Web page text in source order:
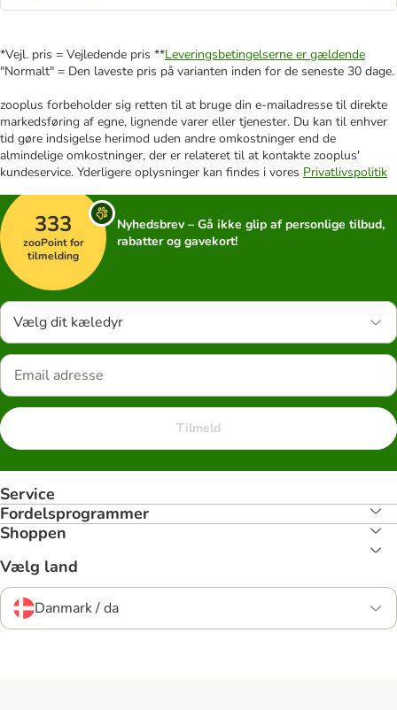
*Vejl. pris = Vejledende pris **Leveringsbetingelserne er gældende
"Normalt" = Den laveste pris på varianten inden for de seneste 30 dage.
zooplus forbeholder sig retten til at bruge din e-mailadresse til direkte
markedsføring af egne, lignende varer eller tjenester. Du kan til enhver
tid gøre indsigelse herimod uden andre omkostninger end de
almindelige omkostninger, der er relateret til at kontakte zooplus'
kundeservice. Yderligere oplysninger kan findes i vores Privatlivspolitik
333
zooPoint for
tilmelding
Nyhedsbrev – Gå ikke glip af personlige tilbud,
rabatter og gavekort!
Vælg dit kæledyr
Tilmeld
Service
Fordelsprogrammer
Shoppen
Vælg land
Danmark / da